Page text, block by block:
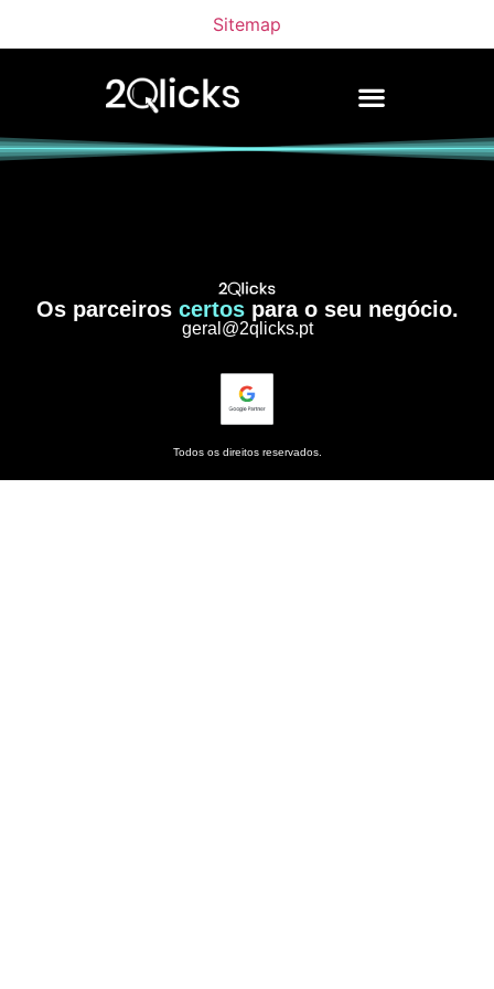
Sitemap
Os parceiros certospara o seu negócio.
geral@2qlicks.pt
Todos os direitos reservados.